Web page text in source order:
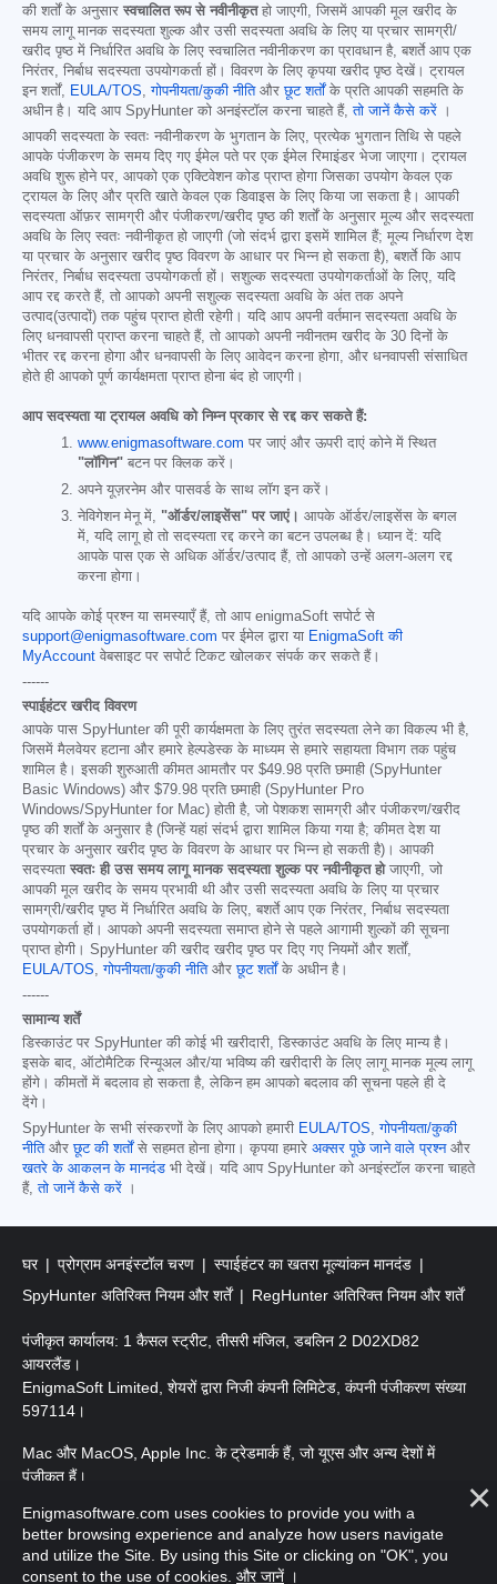
की शर्तों के अनुसार स्वचालित रूप से नवीनीकृतहो जाएगी, जिसमें आपकी मूल खरीद के
समय लागू मानक सदस्यता शुल्क और उसी सदस्यता अवधि के लिए या प्रचार सामग्री/
खरीद पृष्ठ में निर्धारित अवधि के लिए स्वचालित नवीनीकरण का प्रावधान है, बशर्ते आप एक
निरंतर, निर्बाध सदस्यता उपयोगकर्ता हों। विवरण के लिए कृपया खरीद पृष्ठ देखें। ट्रायल
इन शर्तों,
EULA/TOS ,गोपनीयता/कुकी नीतिऔरछूट शर्तोंके प्रति आपकी सहमति के
अधीन है। यदि आप SpyHunter को अनइंस्टॉल करना चाहते हैं,तो जानें कैसे करें ।
आपकी सदस्यता के स्वतः नवीनीकरण के भुगतान के लिए, प्रत्येक भुगतान तिथि से पहले
आपके पंजीकरण के समय दिए गए ईमेल पते पर एक ईमेल रिमाइंडर भेजा जाएगा। ट्रायल
अवधि शुरू होने पर, आपको एक एक्टिवेशन कोड प्राप्त होगा जिसका उपयोग केवल एक
ट्रायल के लिए और प्रति खाते केवल एक डिवाइस के लिए किया जा सकता है। आपकी
सदस्यता ऑफ़र सामग्री और पंजीकरण/खरीद पृष्ठ की शर्तों के अनुसार मूल्य और सदस्यता
अवधि के लिए स्वतः नवीनीकृत हो जाएगी (जो संदर्भ द्वारा इसमें शामिल हैं; मूल्य निर्धारण देश
या प्रचार के अनुसार खरीद पृष्ठ विवरण के आधार पर भिन्न हो सकता है), बशर्ते कि आप
निरंतर, निर्बाध सदस्यता उपयोगकर्ता हों। सशुल्क सदस्यता उपयोगकर्ताओं के लिए, यदि
आप रद्द करते हैं, तो आपको अपनी सशुल्क सदस्यता अवधि के अंत तक अपने
उत्पाद(उत्पादों) तक पहुंच प्राप्त होती रहेगी। यदि आप अपनी वर्तमान सदस्यता अवधि के
लिए धनवापसी प्राप्त करना चाहते हैं, तो आपको अपनी नवीनतम खरीद के 30 दिनों के
भीतर रद्द करना होगा और धनवापसी के लिए आवेदन करना होगा, और धनवापसी संसाधित
होते ही आपको पूर्ण कार्यक्षमता प्राप्त होना बंद हो जाएगी।
आप सदस्यता या ट्रायल अवधि को निम्न प्रकार से रद्द कर सकते हैं:
www.enigmasoftware.com पर जाएं और ऊपरी दाएं कोने में स्थित
"लॉगिन" बटन पर क्लिक करें।
अपने यूज़रनेम और पासवर्ड के साथ लॉग इन करें।
नेविगेशन मेनू में, "ऑर्डर/लाइसेंस" पर जाएं। आपके ऑर्डर/लाइसेंस के बगल
में, यदि लागू हो तो सदस्यता रद्द करने का बटन उपलब्ध है। ध्यान दें: यदि
आपके पास एक से अधिक ऑर्डर/उत्पाद हैं, तो आपको उन्हें अलग-अलग रद्द
करना होगा।
यदि आपके कोई प्रश्न या समस्याएँ हैं, तो आप enigmaSoft सपोर्ट से
support@enigmasoftware.com पर ईमेल द्वारा या EnigmaSoft की
MyAccount वेबसाइट पर सपोर्ट टिकट खोलकर संपर्क कर सकते हैं।
------
स्पाईहंटर खरीद विवरण
आपके पास SpyHunter की पूरी कार्यक्षमता के लिए तुरंत सदस्यता लेने का विकल्प भी है,
जिसमें मैलवेयर हटाना और हमारे हेल्पडेस्क के माध्यम से हमारे सहायता विभाग तक पहुंच
शामिल है। इसकी शुरुआती कीमत आमतौर पर $49.98 प्रति छमाही (SpyHunter
Basic Windows) और $79.98 प्रति छमाही (SpyHunter Pro
Windows/SpyHunter for Mac) होती है, जो पेशकश सामग्री और पंजीकरण/खरीद
पृष्ठ की शर्तों के अनुसार है (जिन्हें यहां संदर्भ द्वारा शामिल किया गया है; कीमत देश या
प्रचार के अनुसार खरीद पृष्ठ के विवरण के आधार पर भिन्न हो सकती है)। आपकी
सदस्यता स्वतः ही उस समय लागू मानक सदस्यता शुल्क पर नवीनीकृत होजाएगी, जो
आपकी मूल खरीद के समय प्रभावी थी और उसी सदस्यता अवधि के लिए या प्रचार
सामग्री/खरीद पृष्ठ में निर्धारित अवधि के लिए, बशर्ते आप एक निरंतर, निर्बाध सदस्यता
उपयोगकर्ता हों। आपको अपनी सदस्यता समाप्त होने से पहले आगामी शुल्कों की सूचना
प्राप्त होगी। SpyHunter की खरीद खरीद पृष्ठ पर दिए गए नियमों और शर्तों,
EULA/TOS,गोपनीयता/कुकी नीतिऔरछूट शर्तोंके अधीन है।
------
सामान्य शर्तें
डिस्काउंट पर SpyHunter की कोई भी खरीदारी, डिस्काउंट अवधि के लिए मान्य है।
इसके बाद, ऑटोमैटिक रिन्यूअल और/या भविष्य की खरीदारी के लिए लागू मानक मूल्य लागू
होंगे। कीमतों में बदलाव हो सकता है, लेकिन हम आपको बदलाव की सूचना पहले ही दे
देंगे।
SpyHunter के सभी संस्करणों के लिए आपको हमारी EULA/TOS,गोपनीयता/कुकी
नीतिऔरछूट की शर्तोंसे सहमत होना होगा। कृपया हमारे अक्सर पूछे जाने वाले प्रश्नऔर
खतरे के आकलन के मानदंड भी देखें। यदि आप SpyHunter को अनइंस्टॉल करना चाहते
हैं,तो जानें कैसे करें ।
घर प्रोग्राम अनइंस्टॉल चरण
स्पाईहंटर का खतरा मूल्यांकन मानदंड
SpyHunter अतिरिक्त नियम और शर्तें
RegHunter अतिरिक्त नियम और शर्तें
पंजीकृत कार्यालय: 1 कैसल स्ट्रीट, तीसरी मंजिल, डबलिन 2 D02XD82
आयरलैंड।
EnigmaSoft Limited, शेयरों द्वारा निजी कंपनी लिमिटेड, कंपनी पंजीकरण संख्या
597114।
Mac और MacOS, Apple Inc. के ट्रेडमार्क हैं, जो यूएस और अन्य देशों में
पंजीकृत हैं।
कॉपीराइट 2016-2026। EnigmaSoft Ltd. सर्वाधिकार सुरक्षित।
Enigmasoftware.com uses cookies to provide you with a
better browsing experience and analyze how users navigate
and utilize the Site. By using this Site or clicking on "OK", you
consent to the use of cookies. और जानें ।